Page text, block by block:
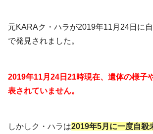
元KARAク・ハラが2019年11月24日に
で発見されました。
2019年11月24日21時現在、遺体の様子
表されていません。
しかしク・ハラは2019年5月に一度自殺